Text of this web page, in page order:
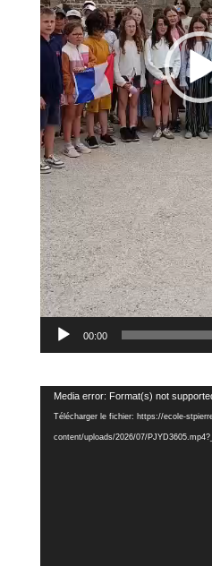
00:00
Lecteur
vidéo
Media error: Format(s) not
Télécharger le fichier: https://ecole-
content/uploads/2026/07/